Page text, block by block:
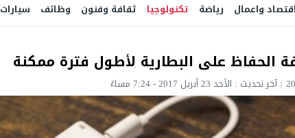
اقتصاد واعمال رياضة تكنولوجيا ثقافة وفنون وظائف سيارات
الحفاظ على البطارية لأطول فترة ممكنة
آخر تحديث : الأحد 23 أبريل 2017 - 7:24 مساءً